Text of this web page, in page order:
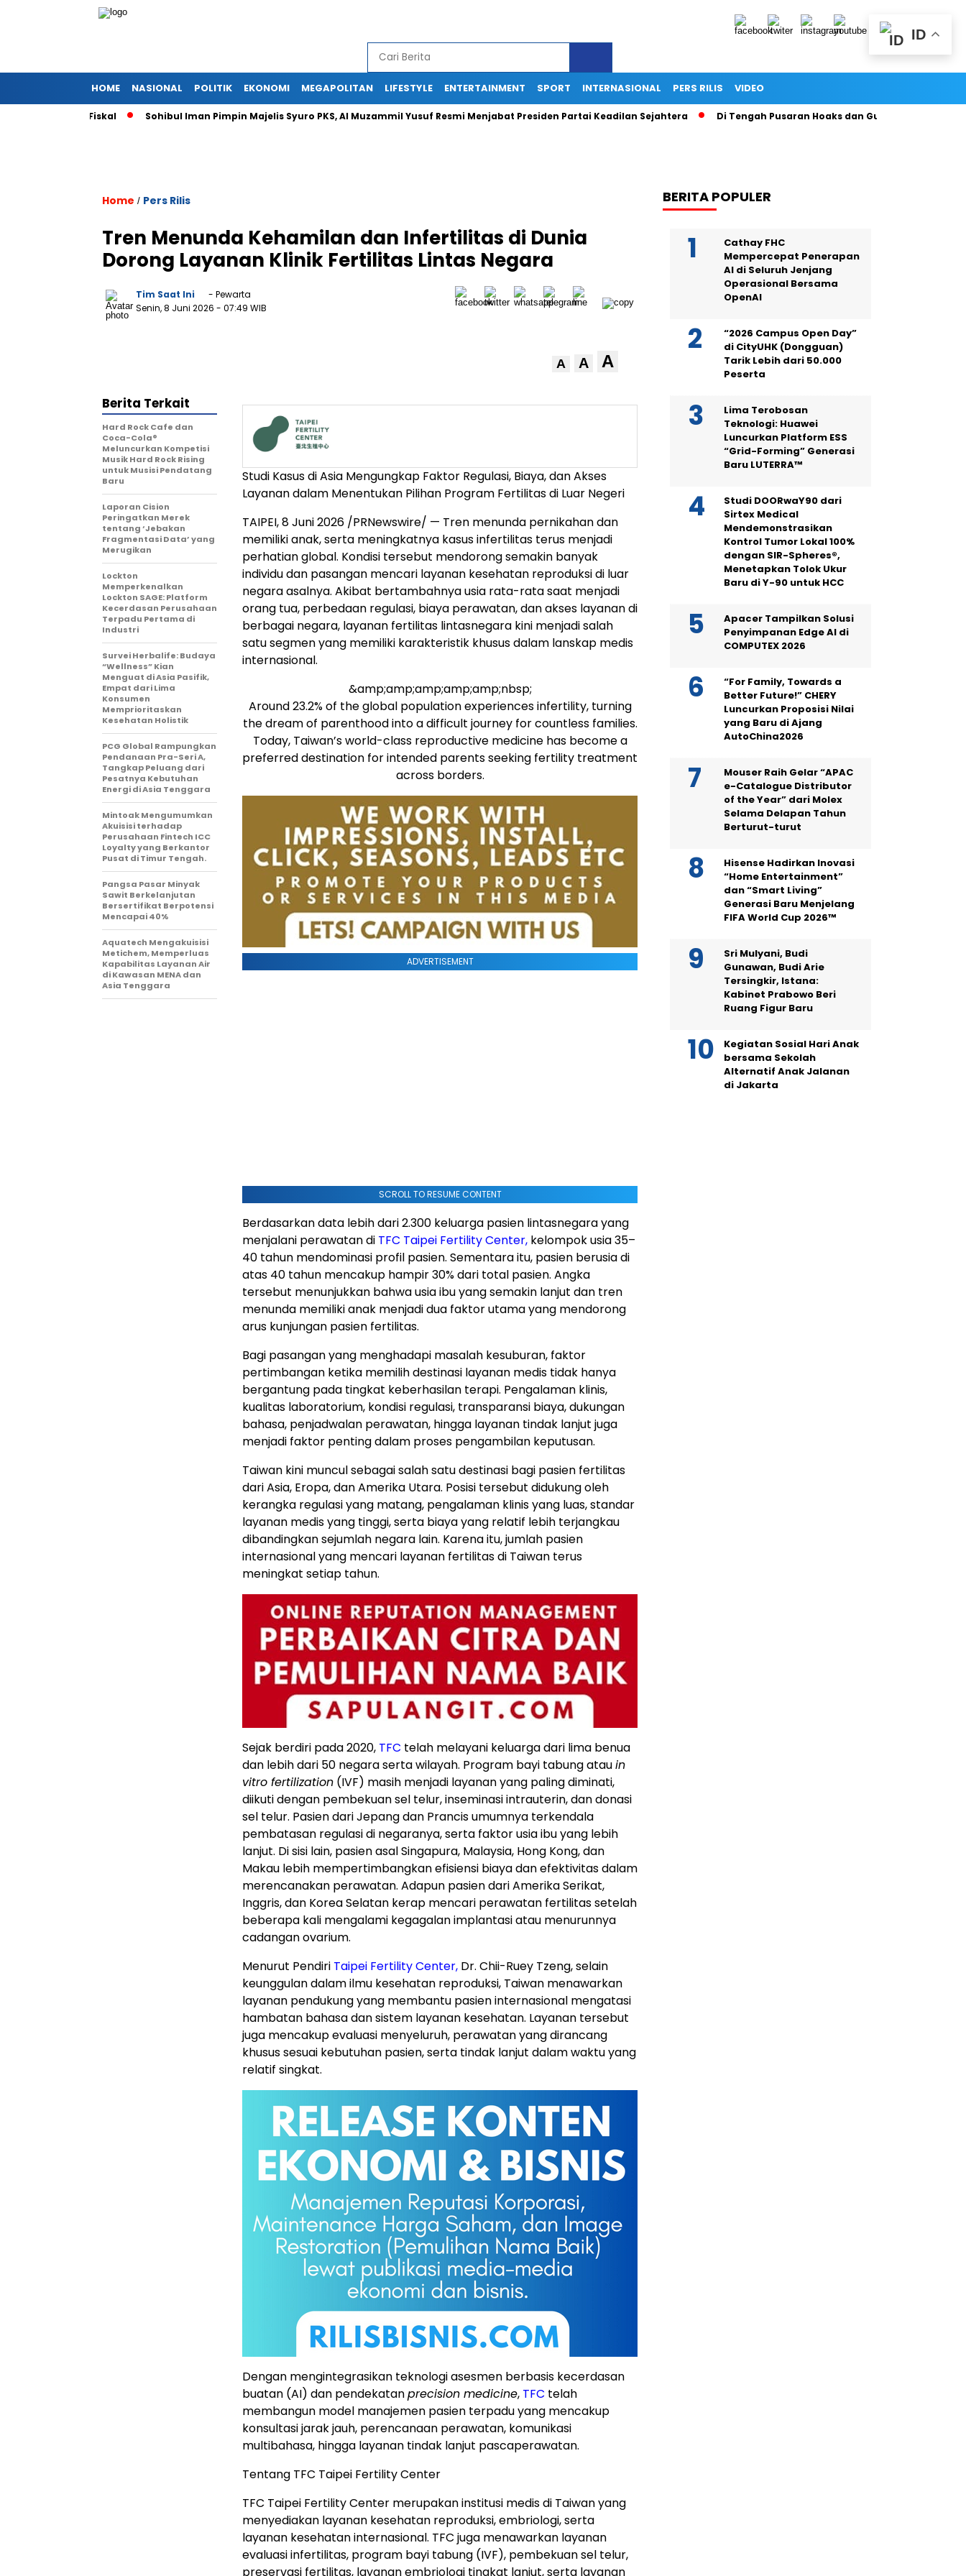
HOME NASIONAL POLITIK EKONOMI MEGAPOLITAN LIFESTYLE ENTERTAINMENT SPORT INTERNASIONAL PERS RILIS VIDEO
Sohibul Iman Pimpin Majelis Syuro PKS, Al Muzammil Yusuf Resmi Menjabat Presiden Partai Keadilan Sejahtera Di Tengah Pusaran Hoaks dan Gugatan Hukum, Secarik
Home / Pers Rilis
Tren Menunda Kehamilan dan Infertilitas di Dunia
Dorong Layanan Klinik Fertilitas Lintas Negara
Tim Saat Ini
- Pewarta
Senin, 8 Juni 2026 - 07:49 WIB
A A A
Studi Kasus di Asia Mengungkap Faktor Regulasi, Biaya, dan Akses
Layanan dalam Menentukan Pilihan Program Fertilitas di Luar Negeri
TAIPEI, 8 Juni 2026 /PRNewswire/ — Tren menunda pernikahan dan
memiliki anak, serta meningkatnya kasus infertilitas terus menjadi
perhatian global. Kondisi tersebut mendorong semakin banyak
individu dan pasangan mencari layanan kesehatan reproduksi di luar
negara asalnya. Akibat bertambahnya usia rata-rata saat menjadi
orang tua, perbedaan regulasi, biaya perawatan, dan akses layanan di
berbagai negara, layanan fertilitas lintasnegara kini menjadi salah
satu segmen yang memiliki karakteristik khusus dalam lanskap medis
internasional.
&amp;amp;amp;amp;amp;nbsp;
Around 23.2% of the global population experiences infertility, turning
the dream of parenthood into a difficult journey for countless families.
Today, Taiwan’s world-class reproductive medicine has become a
preferred destination for intended parents seeking fertility treatment
across borders.
ADVERTISEMENT
SCROLL TO RESUME CONTENT
Berdasarkan data lebih dari 2.300 keluarga pasien lintasnegara yang
menjalani perawatan di TFC Taipei Fertility Center, kelompok usia 35–
40 tahun mendominasi profil pasien. Sementara itu, pasien berusia di
atas 40 tahun mencakup hampir 30% dari total pasien. Angka
tersebut menunjukkan bahwa usia ibu yang semakin lanjut dan tren
menunda memiliki anak menjadi dua faktor utama yang mendorong
arus kunjungan pasien fertilitas.
Bagi pasangan yang menghadapi masalah kesuburan, faktor
pertimbangan ketika memilih destinasi layanan medis tidak hanya
bergantung pada tingkat keberhasilan terapi. Pengalaman klinis,
kualitas laboratorium, kondisi regulasi, transparansi biaya, dukungan
bahasa, penjadwalan perawatan, hingga layanan tindak lanjut juga
menjadi faktor penting dalam proses pengambilan keputusan.
Taiwan kini muncul sebagai salah satu destinasi bagi pasien fertilitas
dari Asia, Eropa, dan Amerika Utara. Posisi tersebut didukung oleh
kerangka regulasi yang matang, pengalaman klinis yang luas, standar
layanan medis yang tinggi, serta biaya yang relatif lebih terjangkau
dibandingkan sejumlah negara lain. Karena itu, jumlah pasien
internasional yang mencari layanan fertilitas di Taiwan terus
meningkat setiap tahun.
Sejak berdiri pada 2020, TFC telah melayani keluarga dari lima benua
dan lebih dari 50 negara serta wilayah. Program bayi tabung atauin
vitro fertilization (IVF) masih menjadi layanan yang paling diminati,
diikuti dengan pembekuan sel telur, inseminasi intrauterin, dan donasi
sel telur. Pasien dari Jepang dan Prancis umumnya terkendala
pembatasan regulasi di negaranya, serta faktor usia ibu yang lebih
lanjut. Di sisi lain, pasien asal Singapura, Malaysia, Hong Kong, dan
Makau lebih mempertimbangkan efisiensi biaya dan efektivitas dalam
merencanakan perawatan. Adapun pasien dari Amerika Serikat,
Inggris, dan Korea Selatan kerap mencari perawatan fertilitas setelah
beberapa kali mengalami kegagalan implantasi atau menurunnya
cadangan ovarium.
Menurut Pendiri Taipei Fertility Center, Dr. Chii-Ruey Tzeng, selain
keunggulan dalam ilmu kesehatan reproduksi, Taiwan menawarkan
layanan pendukung yang membantu pasien internasional mengatasi
hambatan bahasa dan sistem layanan kesehatan. Layanan tersebut
juga mencakup evaluasi menyeluruh, perawatan yang dirancang
khusus sesuai kebutuhan pasien, serta tindak lanjut dalam waktu yang
relatif singkat.
Dengan mengintegrasikan teknologi asesmen berbasis kecerdasan
buatan (AI) dan pendekatanprecision medicine, TFC telah
membangun model manajemen pasien terpadu yang mencakup
konsultasi jarak jauh, perencanaan perawatan, komunikasi
multibahasa, hingga layanan tindak lanjut pascaperawatan.
Tentang TFC Taipei Fertility Center
TFC Taipei Fertility Center merupakan institusi medis di Taiwan yang
menyediakan layanan kesehatan reproduksi, embriologi, serta
layanan kesehatan internasional. TFC juga menawarkan layanan
evaluasi infertilitas, program bayi tabung (IVF), pembekuan sel telur,
preservasi fertilitas, layanan embriologi tingkat lanjut, serta layanan
Berita Terkait
Hard Rock Cafe dan
Coca-Cola®
Meluncurkan Kompetisi
Musik Hard Rock Rising
untuk Musisi Pendatang
Baru
Laporan Cision
Peringatkan Merek
tentang ‘Jebakan
Fragmentasi Data’ yang
Merugikan
Lockton
Memperkenalkan
Lockton SAGE: Platform
Kecerdasan Perusahaan
Terpadu Pertama di
Industri
Survei Herbalife: Budaya
“Wellness” Kian
Menguat di Asia Pasifik,
Empat dari Lima
Konsumen
Memprioritaskan
Kesehatan Holistik
PCG Global Rampungkan
Pendanaan Pra-Seri A,
Tangkap Peluang dari
Pesatnya Kebutuhan
Energi di Asia Tenggara
Mintoak Mengumumkan
Akuisisi terhadap
Perusahaan Fintech ICC
Loyalty yang Berkantor
Pusat di Timur Tengah.
Pangsa Pasar Minyak
Sawit Berkelanjutan
Bersertifikat Berpotensi
Mencapai 40%
Aquatech Mengakuisisi
Metichem, Memperluas
Kapabilitas Layanan Air
di Kawasan MENA dan
Asia Tenggara
BERITA POPULER
Cathay FHC
Mempercepat Penerapan
AI di Seluruh Jenjang
Operasional Bersama
OpenAI
“2026 Campus Open Day”
di CityUHK (Dongguan)
Tarik Lebih dari 50.000
Peserta
Lima Terobosan
Teknologi: Huawei
Luncurkan Platform ESS
“Grid-Forming” Generasi
Baru LUTERRA™
Studi DOORwaY90 dari
Sirtex Medical
Mendemonstrasikan
Kontrol Tumor Lokal 100%
dengan SIR-Spheres®,
Menetapkan Tolok Ukur
Baru di Y-90 untuk HCC
Apacer Tampilkan Solusi
Penyimpanan Edge AI di
COMPUTEX 2026
“For Family, Towards a
Better Future!” CHERY
Luncurkan Proposisi Nilai
yang Baru di Ajang
AutoChina2026
Mouser Raih Gelar “APAC
e-Catalogue Distributor
of the Year” dari Molex
Selama Delapan Tahun
Berturut-turut
Hisense Hadirkan Inovasi
“Home Entertainment”
dan “Smart Living”
Generasi Baru Menjelang
FIFA World Cup 2026™
Sri Mulyani, Budi
Gunawan, Budi Arie
Tersingkir, Istana:
Kabinet Prabowo Beri
Ruang Figur Baru
Kegiatan Sosial Hari Anak
bersama Sekolah
Alternatif Anak Jalanan
di Jakarta
ID